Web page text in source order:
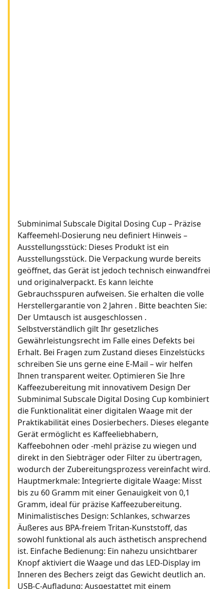
Subminimal Subscale Digital Dosing Cup – Präzise
Kaffeemehl-Dosierung neu definiert Hinweis –
Ausstellungsstück: Dieses Produkt ist ein
Ausstellungsstück. Die Verpackung wurde bereits
geöffnet, das Gerät ist jedoch technisch einwandfrei
und originalverpackt. Es kann leichte
Gebrauchsspuren aufweisen. Sie erhalten die volle
Herstellergarantie von 2 Jahren . Bitte beachten Sie:
Der Umtausch ist ausgeschlossen .
Selbstverständlich gilt Ihr gesetzliches
Gewährleistungsrecht im Falle eines Defekts bei
Erhalt. Bei Fragen zum Zustand dieses Einzelstücks
schreiben Sie uns gerne eine E-Mail – wir helfen
Ihnen transparent weiter. Optimieren Sie Ihre
Kaffeezubereitung mit innovativem Design Der
Subminimal Subscale Digital Dosing Cup kombiniert
die Funktionalität einer digitalen Waage mit der
Praktikabilität eines Dosierbechers. Dieses elegante
Gerät ermöglicht es Kaffeeliebhabern,
Kaffeebohnen oder -mehl präzise zu wiegen und
direkt in den Siebträger oder Filter zu übertragen,
wodurch der Zubereitungsprozess vereinfacht wird.
Hauptmerkmale: Integrierte digitale Waage: Misst
bis zu 60 Gramm mit einer Genauigkeit von 0,1
Gramm, ideal für präzise Kaffeezubereitung.
Minimalistisches Design: Schlankes, schwarzes
Äußeres aus BPA-freiem Tritan-Kunststoff, das
sowohl funktional als auch ästhetisch ansprechend
ist. Einfache Bedienung: Ein nahezu unsichtbarer
Knopf aktiviert die Waage und das LED-Display im
Inneren des Bechers zeigt das Gewicht deutlich an.
USB-C-Aufladung: Ausgestattet mit einem